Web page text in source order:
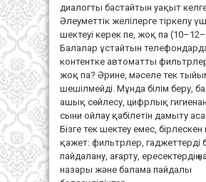
диалогты бастайтын уақыт
Әлеуметтік желілерге тіркелу
шектеуі керек пе, жоқ па
Балалар ұстайтын
контентке автоматты
жоқ па? Әрине, мәселе тек
шешілмейді. Мұнда білім беру,
ашық сөйлесу, цифрлық
сыни ойлау қабілетін дамыту аса
Бізге тек шектеу емес,
қажет: фильтрлер, гаджеттерді
пайдалану, ағарту, ересектердің
назары және балама пайдалы